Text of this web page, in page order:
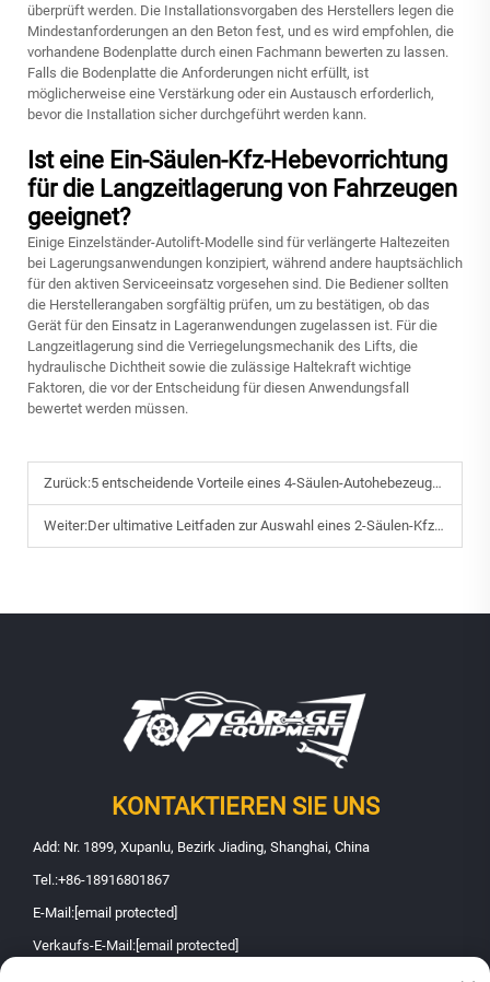
überprüft werden. Die Installationsvorgaben des Herstellers legen die
Mindestanforderungen an den Beton fest, und es wird empfohlen, die
vorhandene Bodenplatte durch einen Fachmann bewerten zu lassen.
Falls die Bodenplatte die Anforderungen nicht erfüllt, ist
möglicherweise eine Verstärkung oder ein Austausch erforderlich,
bevor die Installation sicher durchgeführt werden kann.
Ist eine Ein-Säulen-Kfz-Hebevorrichtung
für die Langzeitlagerung von Fahrzeugen
geeignet?
Einige Einzelständer-Autolift-Modelle sind für verlängerte Haltezeiten
bei Lagerungsanwendungen konzipiert, während andere hauptsächlich
für den aktiven Serviceeinsatz vorgesehen sind. Die Bediener sollten
die Herstellerangaben sorgfältig prüfen, um zu bestätigen, ob das
Gerät für den Einsatz in Lageranwendungen zugelassen ist. Für die
Langzeitlagerung sind die Verriegelungsmechanik des Lifts, die
hydraulische Dichtheit sowie die zulässige Haltekraft wichtige
Faktoren, die vor der Entscheidung für diesen Anwendungsfall
bewertet werden müssen.
Zurück:5 entscheidende Vorteile eines 4-Säulen-Autohebezeugs: Warum es sich ideal für Langzeitreparaturen und Lagerung eignet
Weiter:Der ultimative Leitfaden zur Auswahl eines 2-Säulen-Kfz-Hebezeugs
KONTAKTIEREN SIE UNS
Add: Nr. 1899, Xupanlu, Bezirk Jiading, Shanghai, China
Tel.:+86-18916801867
E-Mail: [email protected]
Verkaufs-E-Mail: [email protected]